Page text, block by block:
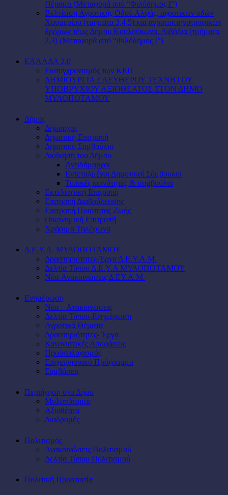
Πέραμα (Μεταφορά από “Φιλόδημος Ι”)
Βελτίωση Αγροτικής Οδού Αλφάς, αγροτικών οδών
Χουμερίου (τμήματα 3,4,5) και αγροτοκτηνοτροφικών
δρόμων τέως Δήμου Κουλούκωνα, Λιβάδια (τμήματα
2,3) (Μεταφορά από “Φιλόδημος Ι”)
ΕΛΛΑΔΑ 2.0
Εκσυγχρονισμός των ΚΕΠ
ΔΗΜΙΟΥΡΓΙΑ ΕΛΕΥΘΕΡΟΥ ΤΕΧΝΗΤΟΥ
ΥΠΟΒΡΥΧΙΟΥ ΑΞΙΟΘΕΑΤΟΣ ΣΤΟΝ ΔΗΜΟ
ΜΥΛΟΠΟΤΑΜΟΥ
Δήμος
Δήμαρχος
Δημοτική Επιτροπή
Δημοτικό Συμβούλιο
Διοίκηση του Δήμου
Αντιδήμαρχοι
Εντεταλμένοι Δημοτικοί Σύμβουλοι
Τοπικές κοινότητες & συμβούλια
Εκτελεστική Επιτροπή
Επιτροπή Διαβούλευσης
Επιτροπή Ποιότητας Ζωής
Οικονομική Επιτροπή
Χρήσιμα Τηλέφωνα
Δ.Ε.Υ.Α. ΜΥΛΟΠΟΤΑΜΟΥ
Δραστηριότητες-Έργα Δ.Ε.Υ.Α.Μ.
Δελτία Τύπου Δ.Ε.Υ.Α ΜΥΛΟΠΟΤΑΜΟΥ
Νέα-Ανακοινώσεις Δ.ΕΥ.Α.Μ.
Ενημέρωση
Νέα – Ανακοινώσεις
Δελτία Τύπου-Ενημέρωση
Αγροτικά Θέματα
Δραστηριότητες- Έργα
Κανονιστικές Αποφάσεις
Προϋπολογισμός
Επιχειρησιακό Πρόγραμμα
Συμβάσεις
Περιήγηση στο Δήμο
Μυλοπόταμος
Αξιοθέατα
Διαδρομές
Πολιτισμός
Ανακοινώσεις Πολιτισμού
Δελτία Τύπου Πολιτισμού
Πολιτική Προστασία